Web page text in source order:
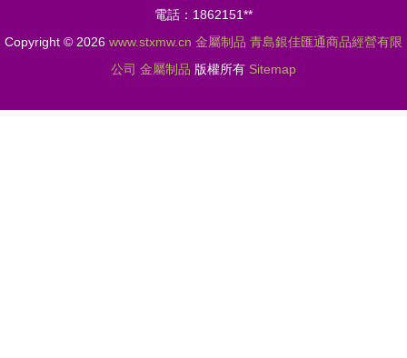
電話：1862151**
Copyright © 2026 www.stxmw.cn 金屬制品 青島銀佳匯通商品經營有限
公司 金屬制品 版權所有 Sitemap